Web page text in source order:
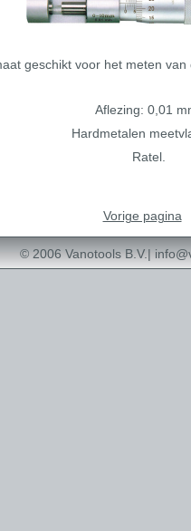
geschikt voor het meten
Aflezing: 0,01
Hardmetalen
Ratel.
Vorige pagina
© 2006 Vanotools B.V.|